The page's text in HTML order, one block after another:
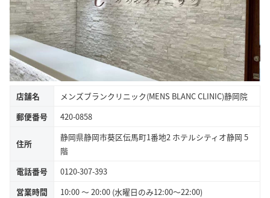
店舗名
メンズブランクリニック(MENS BLANC CLINIC)静岡院
郵便番号
420-0858
住所
静岡県静岡市葵区伝馬町1番地2 ホテルシティオ静岡 5
階
電話番号
0120-307-393
営業時間
10:00 ～ 20:00 (水曜日のみ12:00～22:00)